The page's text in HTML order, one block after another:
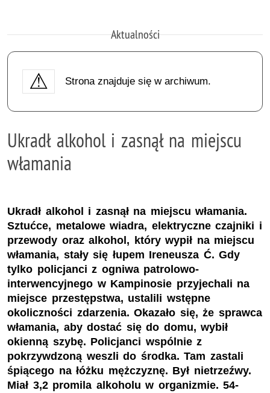
Aktualności
Strona znajduje się w archiwum.
Ukradł alkohol i zasnął na miejscu
włamania
Ukradł alkohol i zasnął na miejscu włamania.
Sztućce, metalowe wiadra, elektryczne czajniki i
przewody oraz alkohol, który wypił na miejscu
włamania, stały się łupem Ireneusza Ć. Gdy
tylko policjanci z ogniwa patrolowo-
interwencyjnego w Kampinosie przyjechali na
miejsce przestępstwa, ustalili wstępne
okoliczności zdarzenia. Okazało się, że sprawca
włamania, aby dostać się do domu, wybił
okienną szybę. Policjanci wspólnie z
pokrzywdzoną weszli do środka. Tam zastali
śpiącego na łóżku mężczyznę. Był nietrzeźwy.
Miał 3,2 promila alkoholu w organizmie. 54-